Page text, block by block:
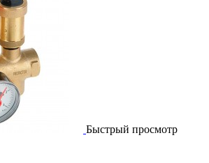
Быстрый просмотр